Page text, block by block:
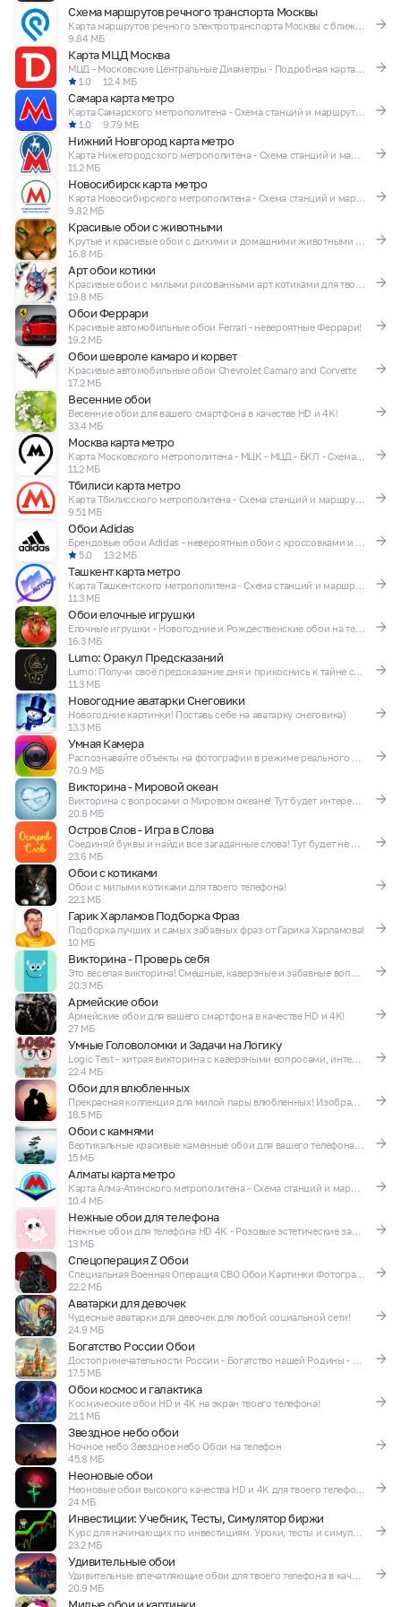
Схема маршрутов речного транспорта Москвы
Карта маршрутов речного электротранспорта Москвы с ближайшими станциями метро
9.84 МБ
Карта МЦД Москва
МЦД - Московские Центральные Диаметры - Подробная карта со всеми остановками!
1.0
12.4 МБ
Самара карта метро
Карта Самарского метрополитена - Схема станций и маршрутов
1.0
9.79 МБ
Нижний Новгород карта метро
Карта Нижегородского метрополитена - Схема станций и маршрутов
11.2 МБ
Новосибирск карта метро
Карта Новосибирского метрополитена - Схема станций и маршрутов
9.82 МБ
Красивые обои с животными
Крутые и красивые обои с дикими и домашними животными для вашего телефона!
16.8 МБ
Арт обои котики
Красивые обои с милыми рисованными арт котиками для твоего телефона!
19.8 МБ
Обои Феррари
Красивые автомобильные обои Ferrari - невероятные Феррари!
19.2 МБ
Обои шевроле камаро и корвет
Красивые автомобильные обои Chevrolet Camaro and Corvette
17.2 МБ
Весенние обои
Весенние обои для вашего смартфона в качестве HD и 4K!
33.4 МБ
Москва карта метро
Карта Московского метрополитена - МЦК - МЦД - БКЛ - Схема станций
11.2 МБ
Тбилиси карта метро
Карта Тбилисского метрополитена - Схема станций и маршрутов
9.51 МБ
Обои Adidas
Брендовые обои Adidas - невероятные обои с кроссовками и логотипами адидас!
5.0
13.2 МБ
Ташкент карта метро
Карта Ташкентского метрополитена - Схема станций и маршрутов
11.3 МБ
Обои елочные игрушки
Елочные игрушки - Новогодние и Рождественские обои на телефон!
16.3 МБ
Lumo: Оракул Предсказаний
Lumo: Получи своё предсказание дня и прикоснись к тайне судьбы!
11.3 МБ
Новогодние аватарки Снеговики
Новогодние картинки! Поставь себе на аватарку снеговика)
13.3 МБ
Умная Камера
Распознавайте объекты на фотографии в режиме реального времени!
70.9 МБ
Викторина - Мировой океан
Викторина с вопросами о Мировом океане! Тут будет интересно!
20.8 МБ
Остров Слов - Игра в Слова
Соединяй буквы и найди все загаданные слова! Тут будет не просто)
23.6 МБ
Обои с котиками
Обои с милыми котиками для твоего телефона!
22.1 МБ
Гарик Харламов Подборка Фраз
Подборка лучших и самых забавных фраз от Гарика Харламова!
10 МБ
Викторина - Проверь себя
Это веселая викторина! Смешные, каверзные и забавные вопросы на разную тематику!
20.3 МБ
Армейские обои
Армейские обои для вашего смартфона в качестве HD и 4K!
27 МБ
Умные Головоломки и Задачи на Логику
Logic Test - хитрая викторина с каверзными вопросами, интеллектуальный iq тест
22.4 МБ
Обои для влюбленных
Прекрасная коллекция для милой пары влюбленных! Изображения HD и 4K
18.5 МБ
Обои с камнями
Вертикальные красивые каменные обои для вашего телефона 4K и HD
15 МБ
Алматы карта метро
Карта Алма-Атинского метрополитена - Схема станций и маршрутов
10.4 МБ
Нежные обои для телефона
Нежные обои для телефона HD 4K - Розовые эстетические заставки!
13 МБ
Спецоперация Z Обои
Специальная Военная Операция СВО Обои Картинки Фотографии Арт
22.2 МБ
Аватарки для девочек
Чудесные аватарки для девочек для любой социальной сети!
24.9 МБ
Богатство России Обои
Достопримечательности России - Богатство нашей Родины - Обои и Темы на телефон
17.5 МБ
Обои космос и галактика
Космические обои HD и 4K на экран твоего телефона!
21.1 МБ
Звездное небо обои
Ночное небо Звездное небо Обои на телефон
45.8 МБ
Неоновые обои
Неоновые обои высокого качества HD и 4K для твоего телефона!
24 МБ
Инвестиции: Учебник, Тесты, Симулятор биржи
Курс для начинающих по инвестициям. Уроки, тесты и симулятор торговли акциями.
23.2 МБ
Удивительные обои
Удивительные впечатляющие обои для твоего телефона в качестве HD и 4K!
20.9 МБ